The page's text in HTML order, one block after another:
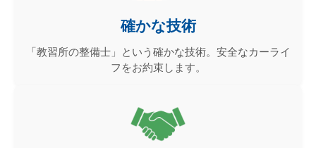
確かな技術
「教習所の整備士」という確かな技術。安全なカーライ
フをお約束します。